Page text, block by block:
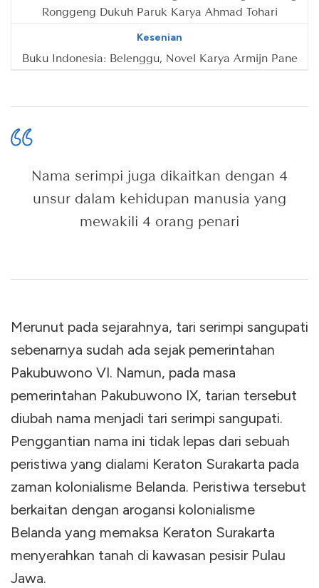
Ronggeng Dukuh Paruk Karya Ahmad Tohari
Kesenian
Buku Indonesia: Belenggu, Novel Karya Armijn Pane
Nama serimpi juga dikaitkan dengan 4
unsur dalam kehidupan manusia yang
mewakili 4 orang penari
Merunut pada sejarahnya, tari serimpi sangupati
sebenarnya sudah ada sejak pemerintahan
Pakubuwono VI. Namun, pada masa
pemerintahan Pakubuwono IX, tarian tersebut
diubah nama menjadi tari serimpi sangupati.
Penggantian nama ini tidak lepas dari sebuah
peristiwa yang dialami Keraton Surakarta pada
zaman kolonialisme Belanda. Peristiwa tersebut
berkaitan dengan arogansi kolonialisme
Belanda yang memaksa Keraton Surakarta
menyerahkan tanah di kawasan pesisir Pulau
Jawa.